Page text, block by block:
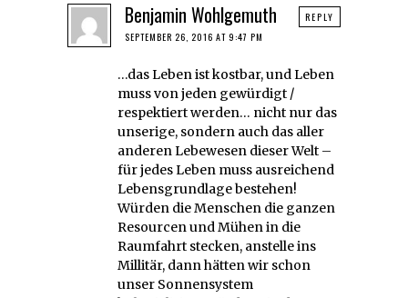
Benjamin Wohlgemuth
SEPTEMBER 26, 2016 AT 9:47 PM
…das Leben ist kostbar, und Leben
muss von jeden gewürdigt /
respektiert werden… nicht nur das
unserige, sondern auch das aller
anderen Lebewesen dieser Welt –
für jedes Leben muss ausreichend
Lebensgrundlage bestehen!
Würden die Menschen die ganzen
Resourcen und Mühen in die
Raumfahrt stecken, anstelle ins
Millitär, dann hätten wir schon
unser Sonnensystem
REPLY